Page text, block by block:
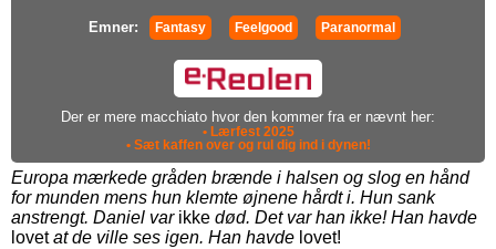
Emner: Fantasy Feelgood Paranormal
Der er mere macchiato hvor den kommer fra er nævnt her:
• Lærfest 2025
• Sæt kaffen over og rul dig ind i dynen!
Europa mærkede gråden brænde i halsen og slog en hånd
for munden mens hun klemte øjnene hårdt i. Hun sank
anstrengt. Daniel varikke død. Det var han ikke! Han havde
lovetat de ville ses igen. Han havde lovet!